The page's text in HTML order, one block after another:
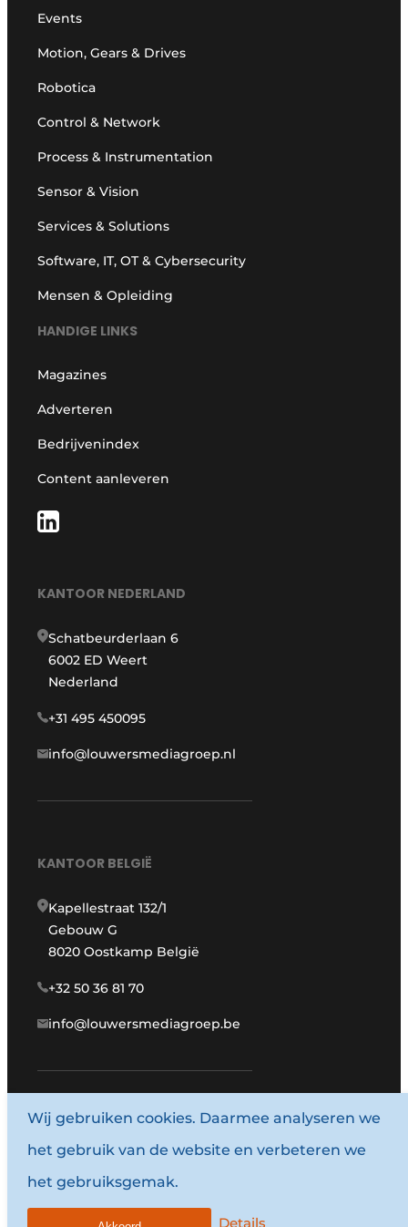
Events
Motion, Gears & Drives
Robotica
Control & Network
Process & Instrumentation
Sensor & Vision
Services & Solutions
Software, IT, OT & Cybersecurity
Mensen & Opleiding
HANDIGE LINKS
Magazines
Adverteren
Bedrijvenindex
Content aanleveren
KANTOOR NEDERLAND
Schatbeurderlaan 6
6002 ED Weert
Nederland
+31 495 450095
info@louwersmediagroep.nl
KANTOOR BELGIË
Kapellestraat 132/1
Gebouw G
8020 Oostkamp België
+32 50 36 81 70
info@louwersmediagroep.be
www.louwersmediagroep.com
© 1987 - 2026 Louwersmediagroep.
Algemene voorwaarden
Wij gebruiken cookies. Daarmee analyseren we
het gebruik van de website en verbeteren we
het gebruiksgemak.
Details